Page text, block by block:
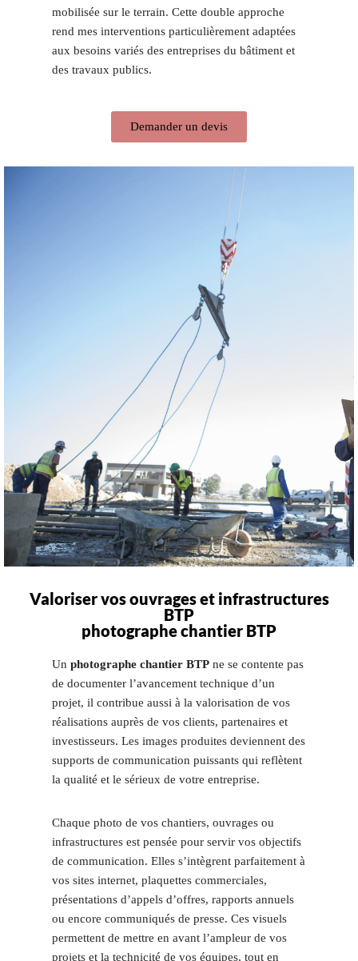
mobilisée sur le terrain. Cette double approche
rend mes interventions particulièrement adaptées
aux besoins variés des entreprises du bâtiment et
des travaux publics.
Demander un devis
Valoriser vos ouvrages et infrastructures
BTP
photographe chantier BTP
Un photographe chantier BTP ne se contente pas
de documenter l’avancement technique d’un
projet, il contribue aussi à la valorisation de vos
réalisations auprès de vos clients, partenaires et
investisseurs. Les images produites deviennent des
supports de communication puissants qui reflètent
la qualité et le sérieux de votre entreprise.
Chaque photo de vos chantiers, ouvrages ou
infrastructures est pensée pour servir vos objectifs
de communication. Elles s’intègrent parfaitement à
vos sites internet, plaquettes commerciales,
présentations d’appels d’offres, rapports annuels
ou encore communiqués de presse. Ces visuels
permettent de mettre en avant l’ampleur de vos
projets et la technicité de vos équipes, tout en